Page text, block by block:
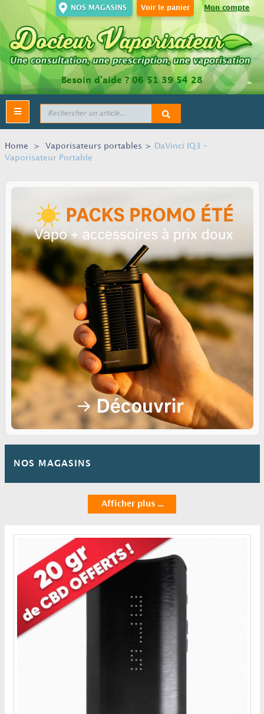
Mon compte
Voir le panier
NOS MAGASINS
Besoin d’aide ?06 51 39 54 28
Toggle
navigation
Home > Vaporisateurs portables >
DaVinci IQ3 -
Vaporisateur Portable
NOS MAGASINS
Afficher plus ...